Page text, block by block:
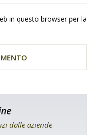
in questo browser per la
dalle aziende